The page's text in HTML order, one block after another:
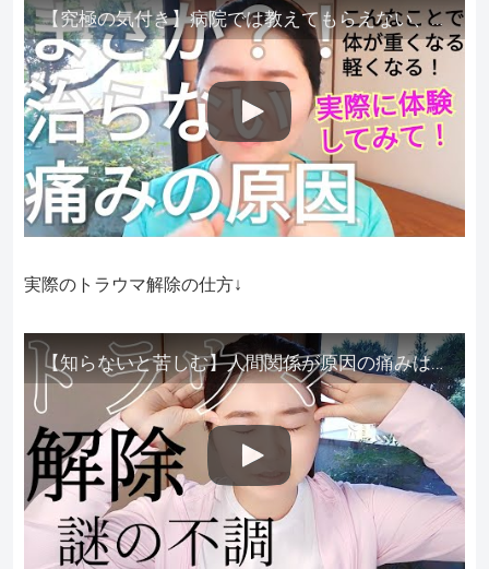
【究極の気付き】病院では教えてもらえない、その長年悩んできた痛み、症状、どうして治らないのか？痛みの正体、実際に今すぐ試して知ってほしい。
実際のトラウマ解除の仕方↓
【知らないと苦しむ】人間関係が原因の痛みはトラウマ解除が必須。病院に行っても原因不明で治らない不調はこれをしてからケアしてみてください。